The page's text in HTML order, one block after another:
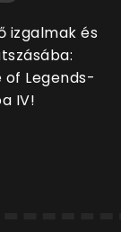
izgalmak és
Legends-
IV!